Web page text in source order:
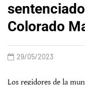
Colorado
29/05/2023
Los regidores de la